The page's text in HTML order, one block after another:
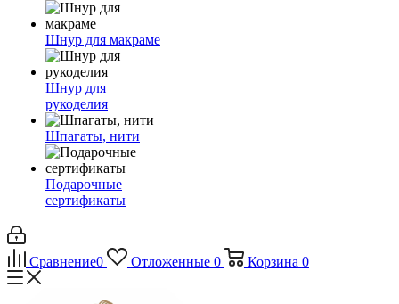
Шнур для макраме
Шнур для
рукоделия
Шпагаты, нити
Подарочные
сертификаты
Сравнение0 Отложенные 0 Корзина 0